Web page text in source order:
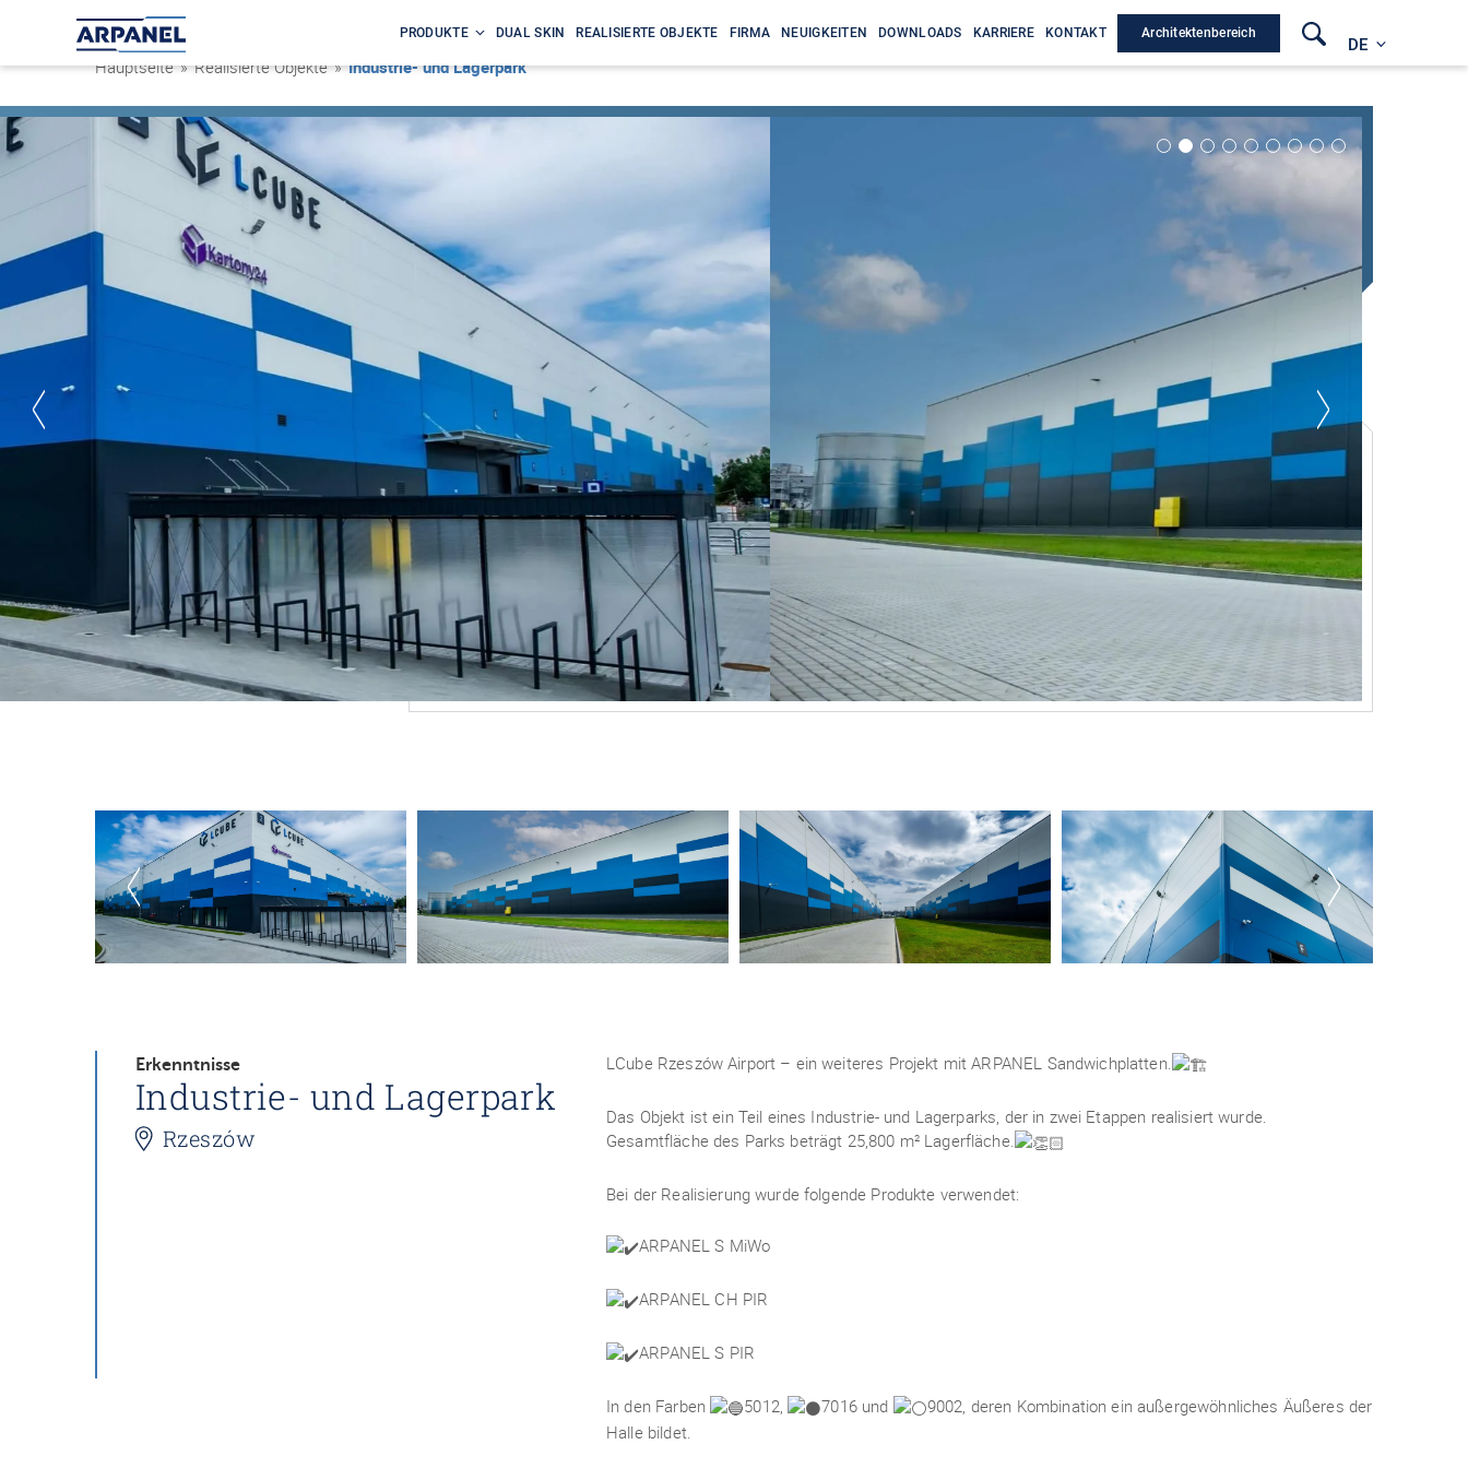
PRODUKTE DUAL SKIN REALISIERTE OBJEKTE FIRMA NEUIGKEITEN DOWNLOADS KARRIERE KONTAKT Architektenbereich
DE
Hauptseite » Realisierte Objekte »Industrie- und Lagerpark
Erkenntnisse
Industrie- und Lagerpark
Rzeszów
LCube Rzeszów Airport – ein weiteres Projekt mit ARPANEL Sandwichplatten.
Das Objekt ist ein Teil eines Industrie- und Lagerparks, der in zwei Etappen realisiert wurde.
Gesamtfläche des Parks beträgt 25,800 m² Lagerfläche.
Bei der Realisierung wurde folgende Produkte verwendet:
ARPANEL S MiWo
ARPANEL CH PIR
ARPANEL S PIR
In den Farben 5012, 7016 und
9002, deren Kombination ein außergewöhnliches Äußeres der
Halle bildet.